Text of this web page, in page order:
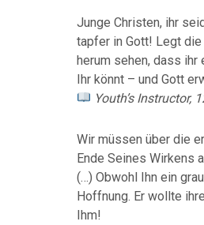
Junge Christen, ihr
tapfer in Gott! Legt
herum sehen, dass ihr
Ihr könnt – und Gott
Youth’s Instructor,
Wir müssen über die
Ende Seines Wirkens
(…) Obwohl Ihn ein
Hoffnung. Er wollte
Ihm!